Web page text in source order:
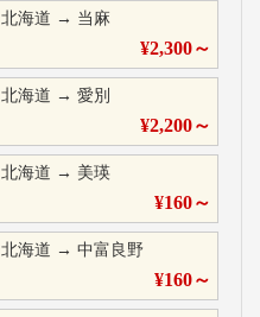
北海道 → 当麻
¥2,300～
北海道 →愛別
¥2,200～
北海道 → 美瑛
¥160～
北海道 →中富良野
¥160～